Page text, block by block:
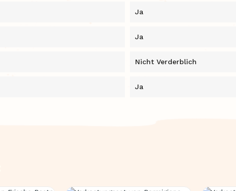
Ja
Ja
Nicht Verderblich
Ja